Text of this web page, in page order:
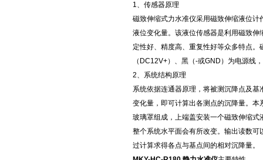
1、传感器原理
磁致伸缩式力水准仪采用磁致伸缩液位
液位变化量。该液位传感器是利用磁致
定性好、精度高、重复性好等众多特点
（DC12V+）、黑（-或GND）为电源线
2、系统结构原理
系统依据连通器原理，将被测沉降点及
变化量，即可计算出各测点的沉降量。
玻璃罩组成，上端盖安装一个磁致伸缩
整个系统水平面会有所改变。输出读数
过计算求得各点与基点间的相对沉降量。